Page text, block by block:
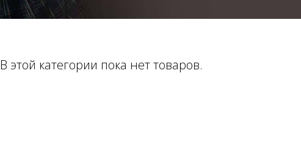
В этой категории пока нет товаров.